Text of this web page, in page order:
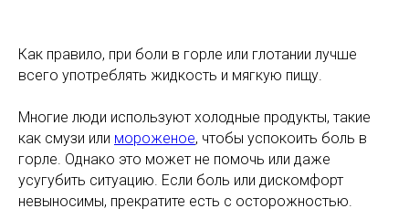
Как правило, при боли в горле или глотании лучше
всего употреблять жидкость и мягкую пищу.
Многие люди используют холодные продукты, такие
как смузи или мороженое, чтобы успокоить боль в
горле. Однако это может не помочь или даже
усугубить ситуацию. Если боль или дискомфорт
невыносимы, прекратите есть с осторожностью.